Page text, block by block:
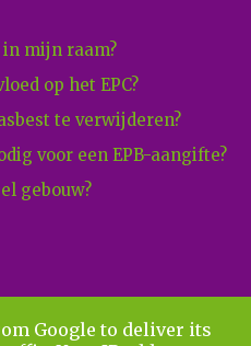
mijn raam?
op het EPC?
te verwijderen?
voor een EPB-aangifte?
gebouw?
© 2026 Xenadvies
Google to deliver its